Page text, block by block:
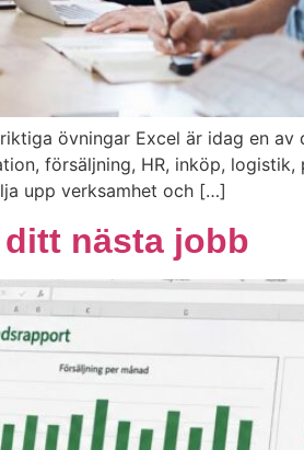
övningar Excel är idag en
försäljning, HR, inköp,
upp verksamhet och […]
nästa jobb